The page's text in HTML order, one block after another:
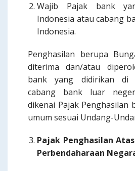
Wajib Pajak bank
Indonesia atau cabang
Indonesia.
Penghasilan berupa
diterima dan/atau
bank yang didirikan di
cabang bank luar
dikenai Pajak Penghasilan
umum sesuai Undang-
Pajak Penghasilan
Perbendaharaan